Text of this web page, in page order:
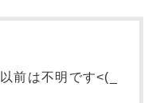
前は不明です<(_